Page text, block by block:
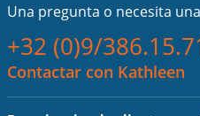
Una pregunta o necesita
+32 (0)9/
Contactar con Kathleen